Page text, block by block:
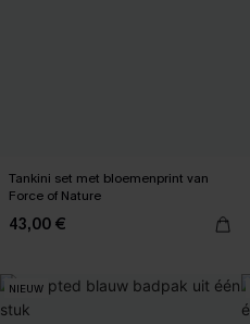
Tankini set met bloemenprint van
Force of Nature
43,00 €
NIEUW